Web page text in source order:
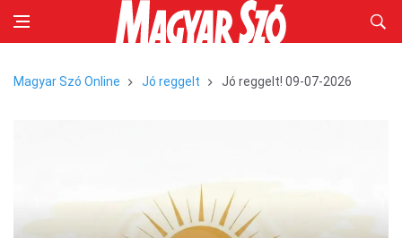
Magyar Szó Online Jó reggelt Jó reggelt! 09-07-2026